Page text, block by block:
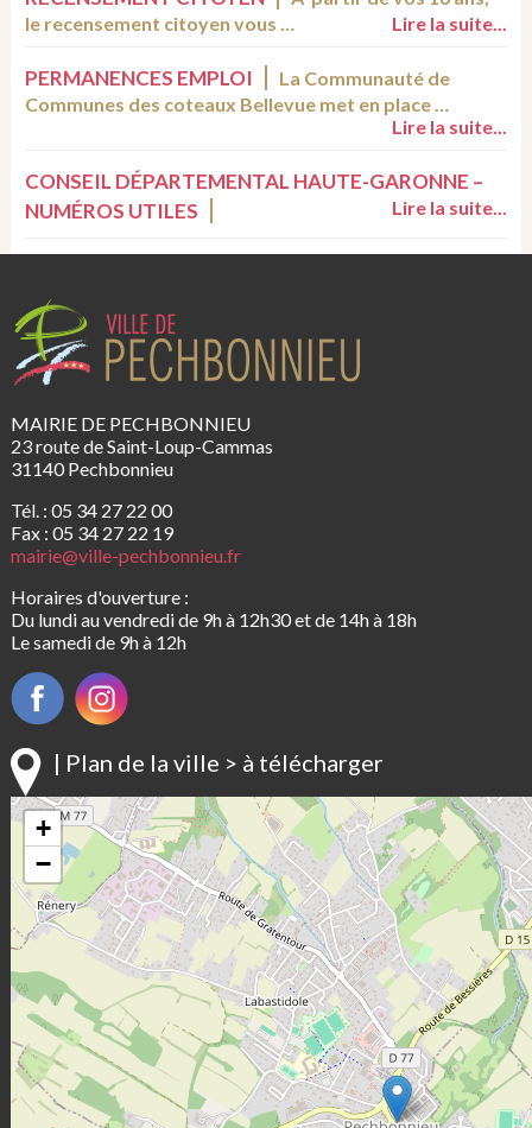
le recensement citoyen vous …
Lire la suite...
PERMANENCES EMPLOI
La Communauté de
Communes des coteaux Bellevue met en place …
Lire la suite...
CONSEIL DÉPARTEMENTAL HAUTE-GARONNE –
NUMÉROS UTILES
Lire la suite...
MAIRIE DE PECHBONNIEU
23 route de Saint-Loup-Cammas
31140 Pechbonnieu
Tél. : 05 34 27 22 00
Fax : 05 34 27 22 19
mairie@ville-pechbonnieu.fr
Horaires d'ouverture :
Du lundi au vendredi de 9h à 12h30 et de 14h à 18h
Le samedi de 9h à 12h
| Plan de la ville > à télécharger
+
−